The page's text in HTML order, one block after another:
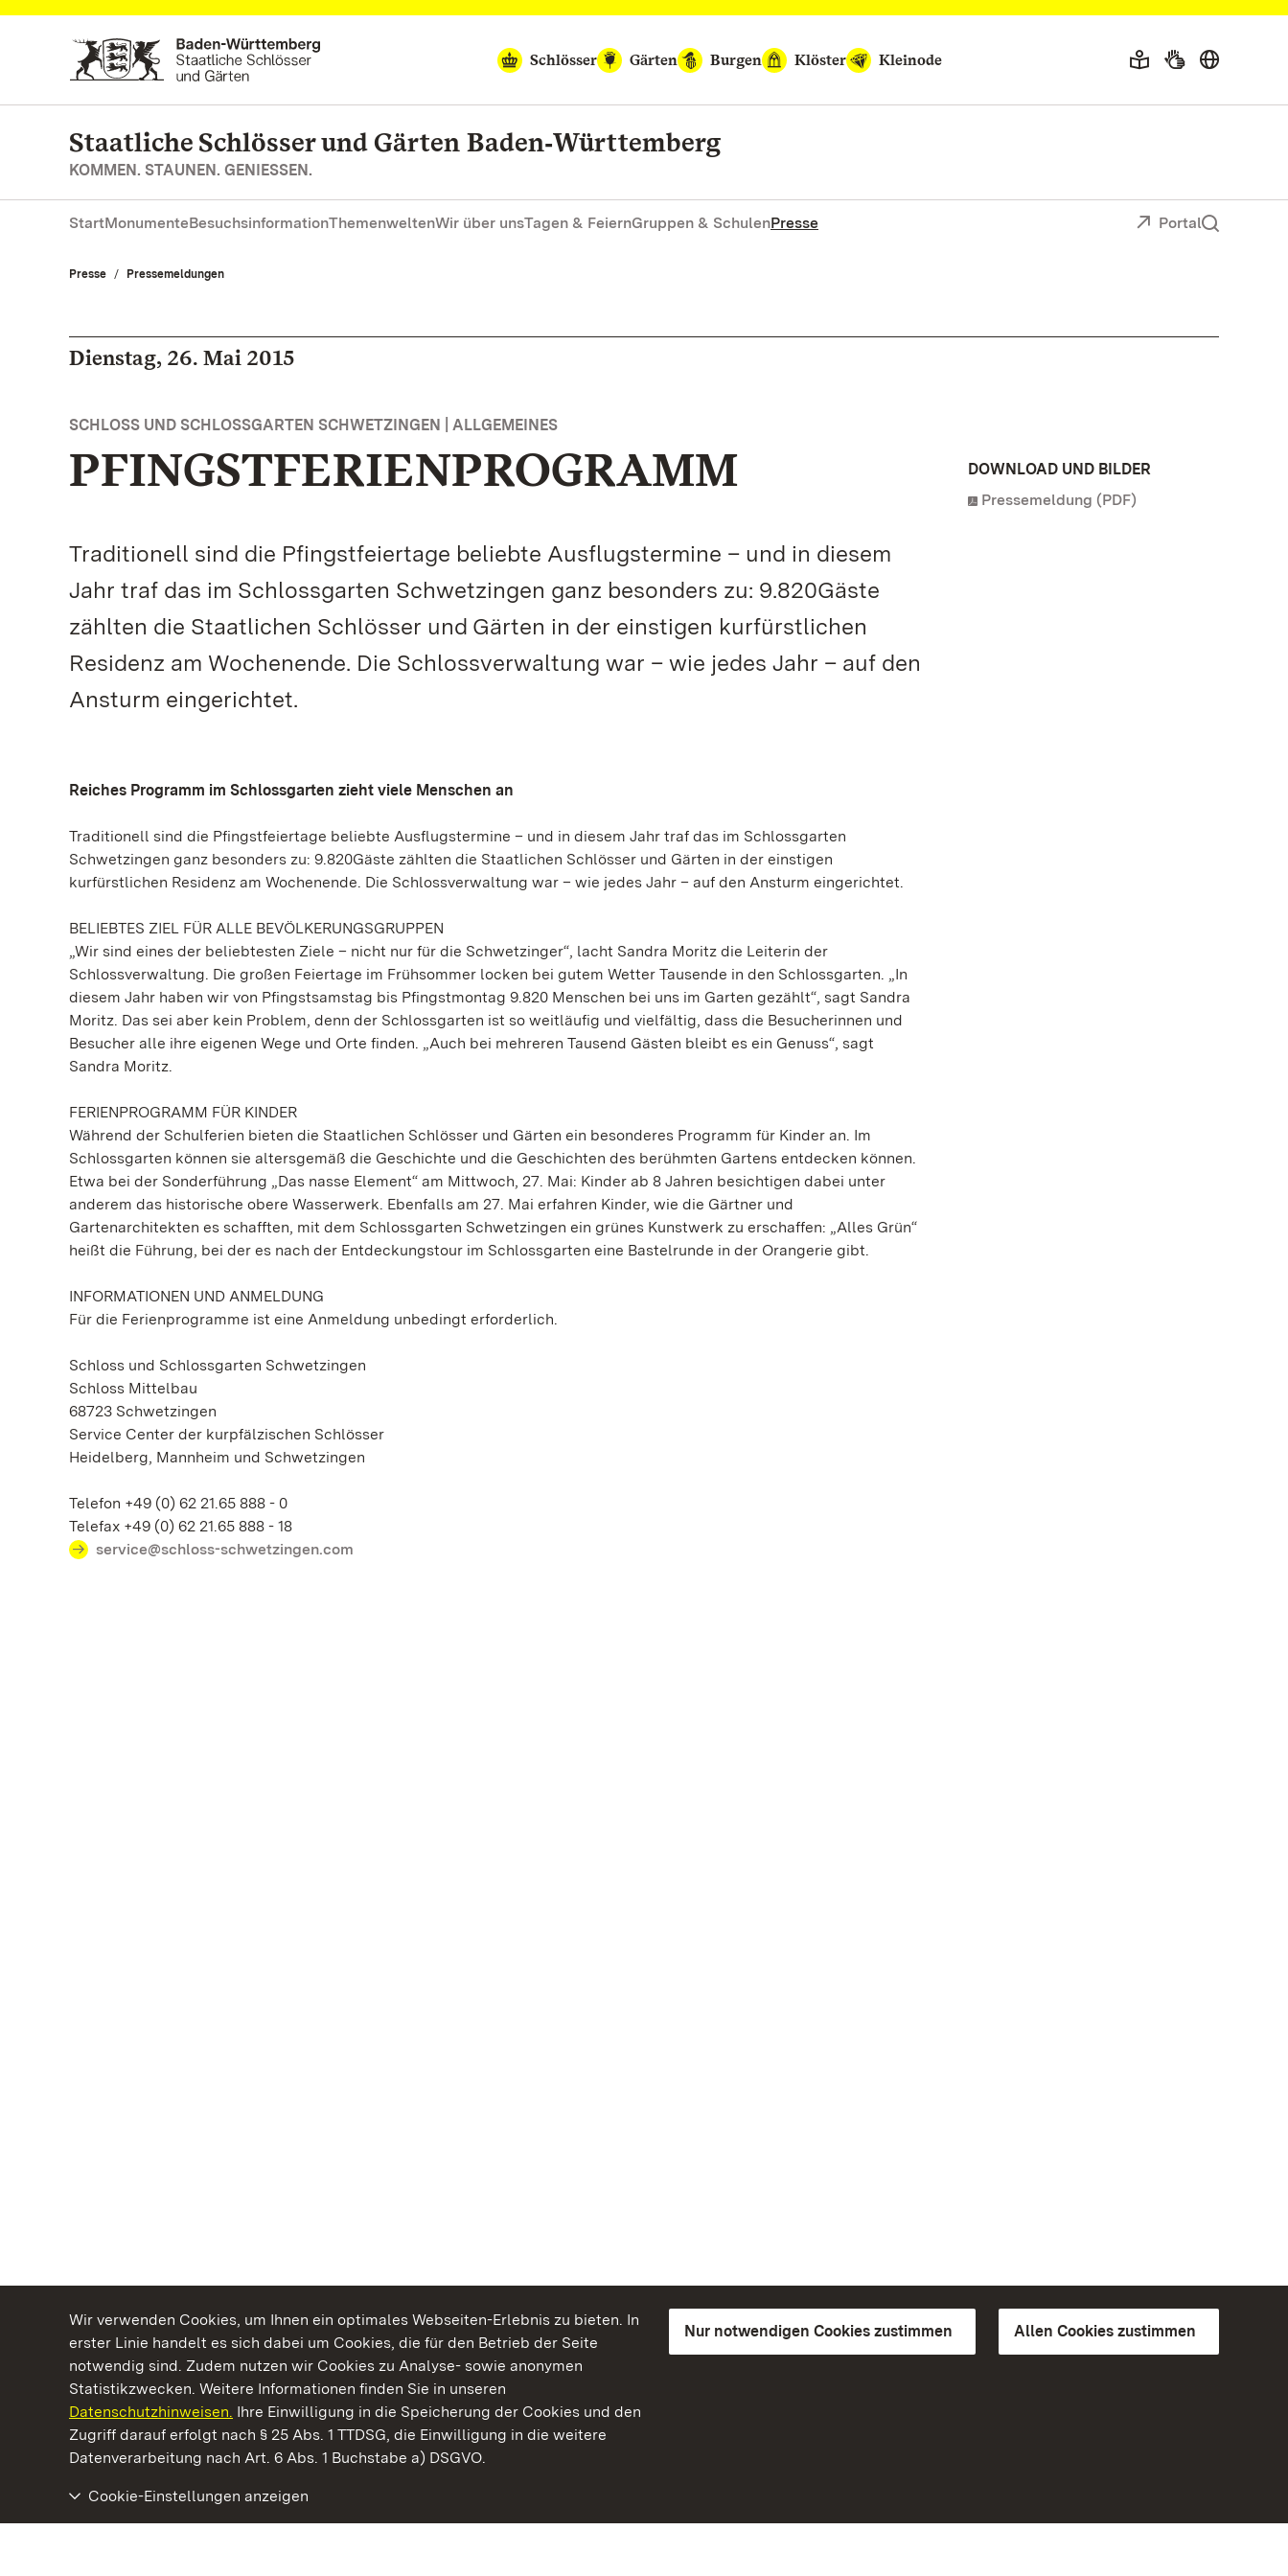
Wir verwenden Cookies, um Ihnen ein optimales Webseiten-Erlebnis zu bieten. In
erster Linie handelt es sich dabei um Cookies, die für den Betrieb der Seite
notwendig sind. Zudem nutzen wir Cookies zu Analyse- sowie anonymen
Statistikzwecken. Weitere Informationen finden Sie in unseren
Datenschutzhinweisen. Ihre Einwilligung in die Speicherung der Cookies und den
Zugriff darauf erfolgt nach § 25 Abs. 1 TTDSG, die Einwilligung in die weitere
Datenverarbeitung nach Art. 6 Abs. 1 Buchstabe a) DSGVO.
Nur notwendigen Cookies zustimmen Allen Cookies zustimmen
Cookie-Einstellungen anzeigen
Zum Hauptinhalt springen
Schlösser
Gärten Burgen Klöster Kleinode
Staatliche Schlösser und Gärten Baden‑Württemberg
KOMMEN. STAUNEN. GENIESSEN.
StartMonumenteBesuchsinformationThemenweltenWir über unsTagen & FeiernGruppen & SchulenPresse Portal
Presse Pressemeldungen
Dienstag, 26. Mai 2015
SCHLOSS UND SCHLOSSGARTEN SCHWETZINGEN | ALLGEMEINES
PFINGSTFERIENPROGRAMM
Traditionell sind die Pfingstfeiertage beliebte Ausflugstermine – und in diesem
Jahr traf das im Schlossgarten Schwetzingen ganz besonders zu: 9.820Gäste
zählten die Staatlichen Schlösser und Gärten in der einstigen kurfürstlichen
Residenz am Wochenende. Die Schlossverwaltung war – wie jedes Jahr – auf den
Ansturm eingerichtet.
Reiches Programm im Schlossgarten zieht viele Menschen an
Traditionell sind die Pfingstfeiertage beliebte Ausflugstermine – und in diesem Jahr traf das im Schlossgarten
Schwetzingen ganz besonders zu: 9.820Gäste zählten die Staatlichen Schlösser und Gärten in der einstigen
kurfürstlichen Residenz am Wochenende. Die Schlossverwaltung war – wie jedes Jahr – auf den Ansturm eingerichtet.
BELIEBTES ZIEL FÜR ALLE BEVÖLKERUNGSGRUPPEN
„Wir sind eines der beliebtesten Ziele – nicht nur für die Schwetzinger“, lacht Sandra Moritz die Leiterin der
Schlossverwaltung. Die großen Feiertage im Frühsommer locken bei gutem Wetter Tausende in den Schlossgarten. „In
diesem Jahr haben wir von Pfingstsamstag bis Pfingstmontag 9.820 Menschen bei uns im Garten gezählt“, sagt Sandra
Moritz. Das sei aber kein Problem, denn der Schlossgarten ist so weitläufig und vielfältig, dass die Besucherinnen und
Besucher alle ihre eigenen Wege und Orte finden. „Auch bei mehreren Tausend Gästen bleibt es ein Genuss“, sagt
Sandra Moritz.
FERIENPROGRAMM FÜR KINDER
Während der Schulferien bieten die Staatlichen Schlösser und Gärten ein besonderes Programm für Kinder an. Im
Schlossgarten können sie altersgemäß die Geschichte und die Geschichten des berühmten Gartens entdecken können.
Etwa bei der Sonderführung „Das nasse Element“ am Mittwoch, 27. Mai: Kinder ab 8 Jahren besichtigen dabei unter
anderem das historische obere Wasserwerk. Ebenfalls am 27. Mai erfahren Kinder, wie die Gärtner und
Gartenarchitekten es schafften, mit dem Schlossgarten Schwetzingen ein grünes Kunstwerk zu erschaffen: „Alles Grün“
heißt die Führung, bei der es nach der Entdeckungstour im Schlossgarten eine Bastelrunde in der Orangerie gibt.
INFORMATIONEN UND ANMELDUNG
Für die Ferienprogramme ist eine Anmeldung unbedingt erforderlich.
Schloss und Schlossgarten Schwetzingen
Schloss Mittelbau
68723 Schwetzingen
Service Center der kurpfälzischen Schlösser
Heidelberg, Mannheim und Schwetzingen
Telefon +49 (0) 62 21.65 888 - 0
Telefax +49 (0) 62 21.65 888 - 18
service@schloss-schwetzingen.com
DOWNLOAD UND BILDER
Pressemeldung (PDF)
Kommen. Staunen. Genießen.